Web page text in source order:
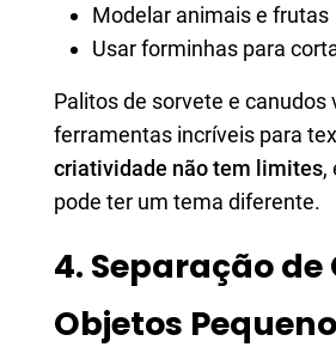
Modelar animais e frutas
Usar forminhas para
Palitos de sorvete e canudos
ferramentas incríveis para
criatividade não tem limites,
pode ter um tema diferente.
4. Separação de
Objetos